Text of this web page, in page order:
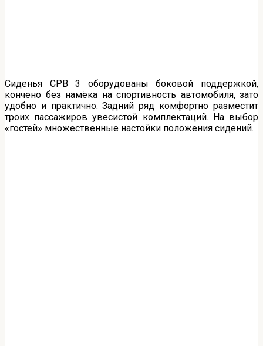
Сиденья СРВ 3 оборудованы боковой поддержкой,
кончено без намёка на спортивность автомобиля, зато
удобно и практично. Задний ряд комфортно разместит
троих пассажиров увесистой комплектаций. На выбор
«гостей» множественные настойки положения сидений.